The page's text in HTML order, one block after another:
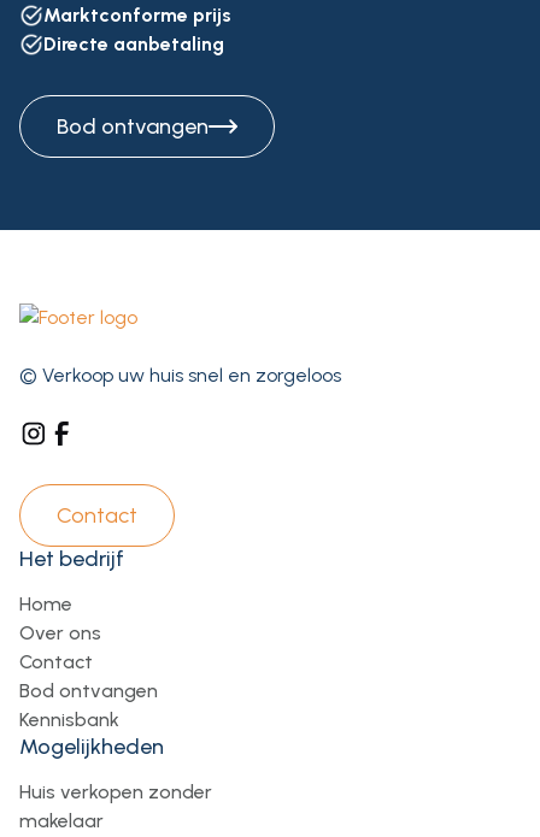
Marktconforme prijs
Directe aanbetaling
Bod ontvangen
© Verkoop uw huis snel en zorgeloos
Contact
Het bedrijf
Home
Over ons
Contact
Bod ontvangen
Kennisbank
Mogelijkheden
Huis verkopen zonder
makelaar